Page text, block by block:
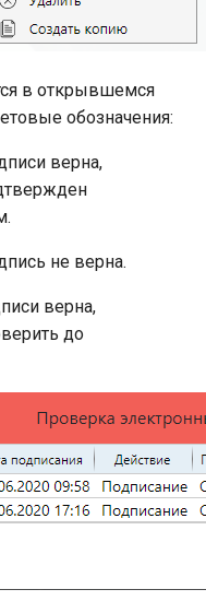
в открывшемся
обозначения:
верна,
не верна.
верна,
до